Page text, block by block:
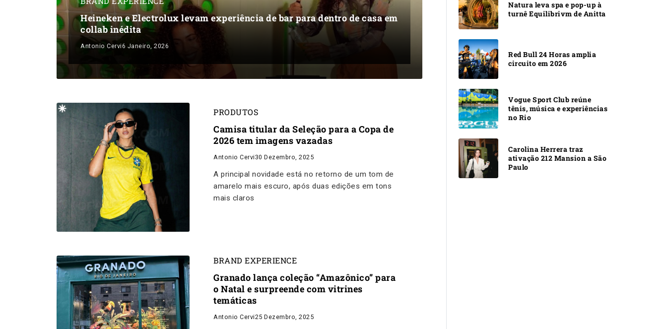
Heineken e Electrolux levam experiência de bar para dentro de casa em
collab inédita
Antonio Cervi6 Janeiro, 2026
PRODUTOS
Camisa titular da Seleção para a Copa de
2026 tem imagens vazadas
Antonio Cervi30 Dezembro, 2025
A principal novidade está no retorno de um tom de
amarelo mais escuro, após duas edições em tons
mais claros
BRAND EXPERIENCE
Granado lança coleção “Amazônico” para
o Natal e surpreende com vitrines
temáticas
Antonio Cervi25 Dezembro, 2025
Natura leva spa e pop-up à
turnê Equilibrivm de Anitta
Red Bull 24 Horas amplia
circuito em 2026
Vogue Sport Club reúne
tênis, música e experiências
no Rio
Carolina Herrera traz
ativação 212 Mansion a São
Paulo